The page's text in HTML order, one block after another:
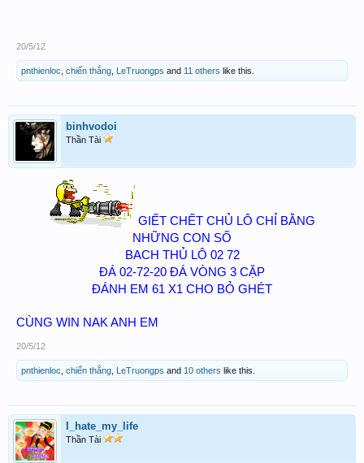
20/5/12
pnthienloc chiến thắng LeTruongps and 11 others like this.
binhvodoi
Thần Tài
GIẾT CHẾT CHỦ LÔ CHỈ BẰNG
NHỮNG CON SỐ
BACH THỦ LÔ 02 72
ĐÁ 02-72-20 ĐÁ VÒNG 3 CẶP
ĐÁNH EM 61 X1 CHO BỎ GHÉT
CÙNG WIN NAK ANH EM
20/5/12
pnthienloc chiến thắng LeTruongps and 10 others like this.
I_hate_my_life
Thần Tài